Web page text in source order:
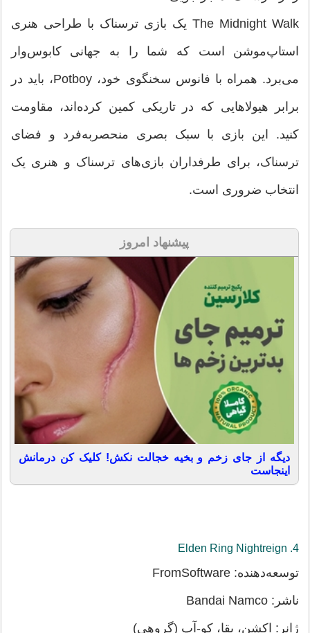
The Midnight Walk یک بازی ترسناک با طراحی هنری
استاپ‌موشن است که شما را به جهانی کابوس‌وار
می‌برد. همراه با فانوس سخنگوی خود، Potboy، باید در
برابر هیولاهایی که در تاریکی کمین کرده‌اند، مقاومت
کنید. این بازی با سبک بصری منحصربه‌فرد و فضای
ترسناک، برای طرفداران بازی‌های ترسناک و هنری یک
انتخاب ضروری است.
پیشنهاد امروز
دیگه از جای زخم و بخیه خجالت نکش! کلیک کن درمانش
اینجاست
4. Elden Ring Nightreign
توسعه‌دهنده: FromSoftware
ناشر: Bandai Namco
ژانر: اکشن، بقا، کو-آپ (گروهی)